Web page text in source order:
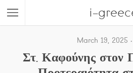
i-
March 19, 2025
Στ. Καφούνης στον